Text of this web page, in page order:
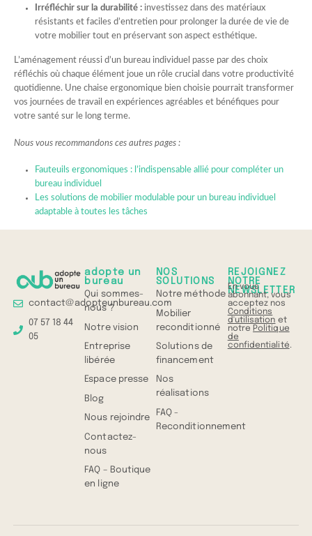
Irréfléchir sur la durabilité :investissez dans des matériaux
résistants et faciles d’entretien pour prolonger la durée de vie de
votre mobilier tout en préservant son aspect esthétique.
L’aménagement réussi d’un bureau individuel passe par des choix
réfléchis où chaque élément joue un rôle crucial dans votre productivité
quotidienne. Une chaise ergonomique bien choisie pourrait transformer
vos journées de travail en expériences agréables et bénéfiques pour
votre santé sur le long terme.
Nous vous recommandons ces autres pages :
Fauteuils ergonomiques : l’indispensable allié pour compléter un
bureau individuel
Les solutions de mobilier modulable pour un bureau individuel
adaptable à toutes les tâches
contact@adopteunbureau.com
07 57 18 44
05
adopte un
bureau
Qui sommes-
nous ?
Notre vision
Entreprise
libérée
Espace presse
Blog
Nous rejoindre
Contactez-
nous
FAQ – Boutique
en ligne
NOS
SOLUTIONS
Notre méthode
Mobilier
reconditionné
Solutions de
financement
Nos
réalisations
FAQ -
Reconditionnement
REJOIGNEZ
NOTRE
NEWSLETTER
En vous
abonnant, vous
acceptez nos
Conditions
d'utilisation et
notre Politique
de
confidentialité.